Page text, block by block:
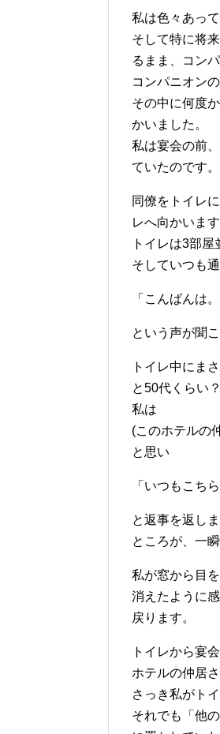
私は色々あっ
そして特に将
るまま、コン
コンパニオン
その中に何度
かいました。
私は宴会の前
ていたのです。
同僚をトイレ
レへ向かいます
トイレは3部
そしていつも
「こんばんは
という声が聞
トイレ中にま
と50代くらい
私は
(このホテルの
と思い
「いつもこち
と返事を返しま
ところが、一
私が窓から目
消えたように
戻ります。
トイレから宴
ホテルの仲居
さっき私がト
それでも「他